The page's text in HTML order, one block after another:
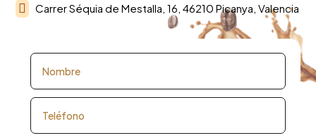
 Carrer Séquia de Mestalla, 16, 46210 Picanya, Valencia